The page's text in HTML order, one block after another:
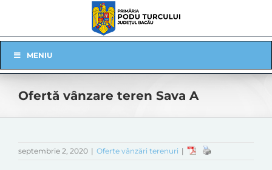
Navigation
MENIU
Ofertă vânzare teren Sava A
septembrie 2, 2020 | Oferte vânzări terenuri |